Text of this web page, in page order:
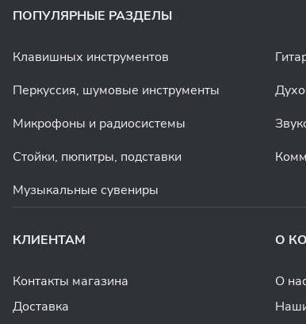
ПОПУЛЯРНЫЕ РАЗДЕЛЫ
Клавишных инструментов
Перкуссия, шумовые инструменты
Микрофоны и радиосистемы
Стойки, пюпитры, подставки
Музыкальные сувениры
КЛИЕНТАМ
Контакты магазина
Доставка
О
О